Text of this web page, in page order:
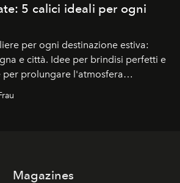
5 calici ideali per ogni
per ogni destinazione estiva:
e città. Idee per brindisi perfetti e
per prolungare l'atmosfera
Magazines